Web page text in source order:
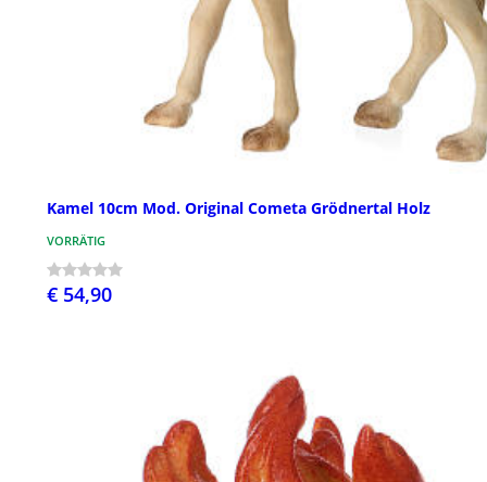
Kamel 10cm Mod. Original Cometa Grödnertal Holz
VORRÄTIG
€ 54,90